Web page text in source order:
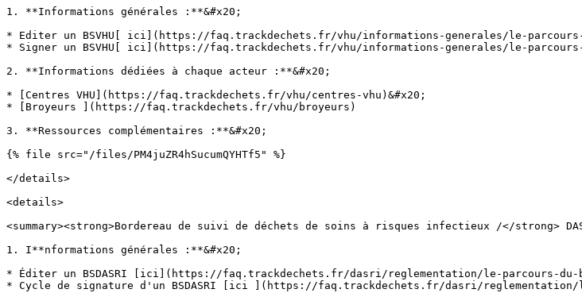
1. **Informations générales :**&#x20;
* Editer un BSVHU[ ici](https://faq.trackdechets.fr/vhu/informations-generales/le-parcours-
* Signer un BSVHU[ ici](https://faq.trackdechets.fr/vhu/informations-generales/le-parcours-
2. **Informations dédiées à chaque acteur :**&#x20;
* [Centres VHU](https://faq.trackdechets.fr/vhu/centres-vhu)&#x20;
* [Broyeurs ](https://faq.trackdechets.fr/vhu/broyeurs)
3. **Ressources complémentaires :**&#x20;
{% file src="/files/PM4juZR4hSucumQYHTf5" %}
</details>
<details>
<summary><strong>Bordereau de suivi de déchets de soins à risques infectieux /</strong>
1. I**nformations générales :**&#x20;
* Éditer un BSDASRI [ici](https://faq.trackdechets.fr/dasri/reglementation/le-parcours-du-
* Cycle de signature d'un BSDASRI [ici ](https://faq.trackdechets.fr/dasri/reglementation/